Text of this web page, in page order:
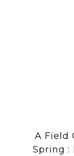
A Field
Spring :